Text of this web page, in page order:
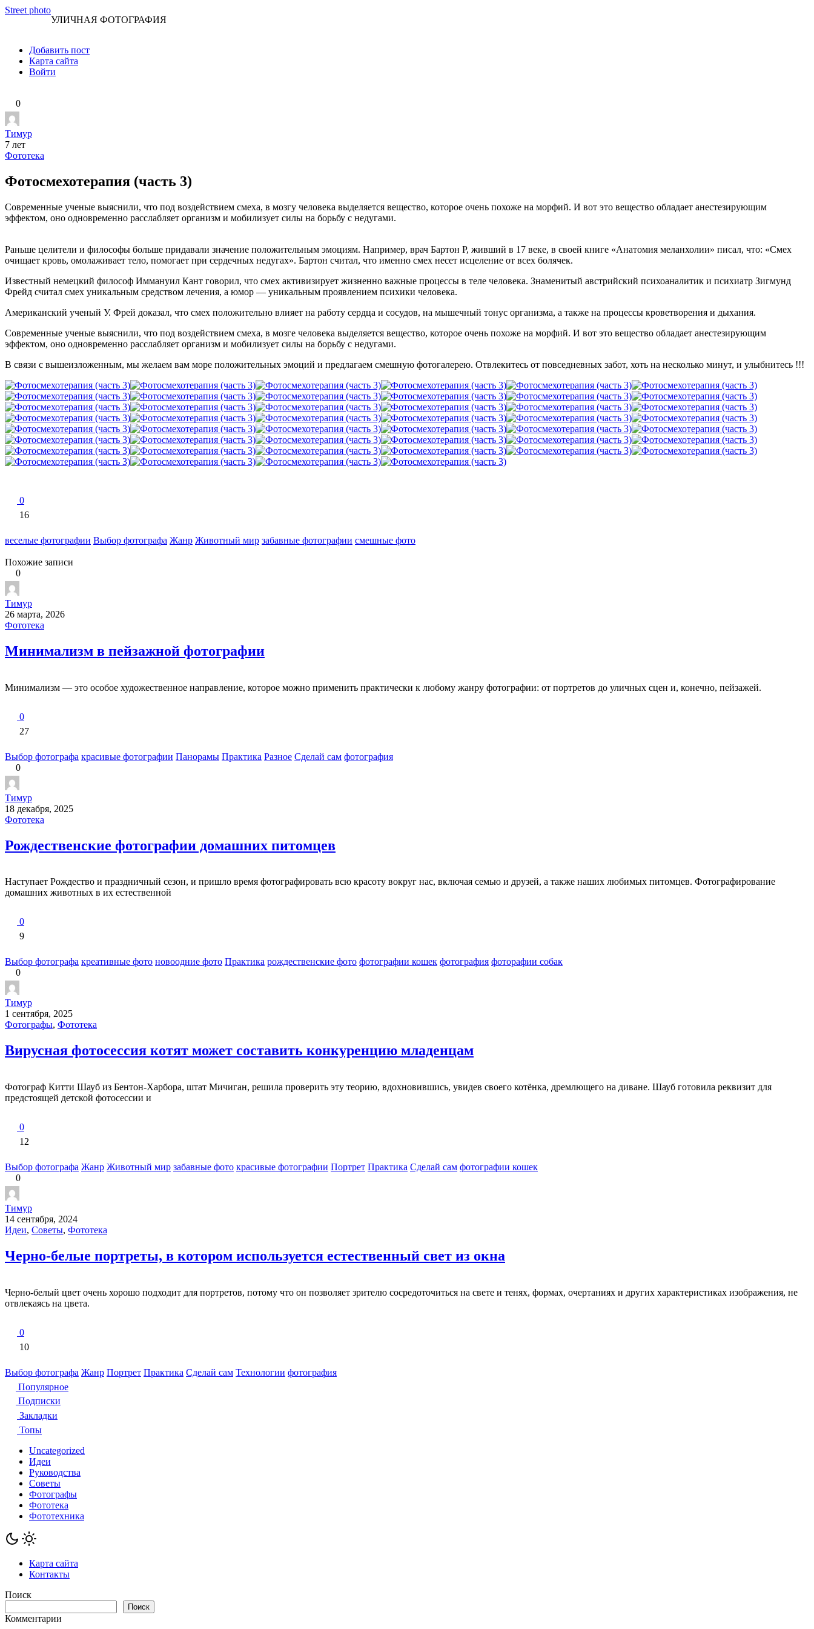
Перейти
Street photo
УЛИЧНАЯ ФОТОГРАФИЯ
Добавить пост
Карта сайта
Войти
0
Тимур
7 лет
Фототека
Фотосмехотерапия (часть 3)
Современные ученые выяснили, что под воздействием смеха, в мозгу человека выделяется вещество, которое очень похоже на морфий. И вот это вещество обладает анестезирующим
эффектом, оно одновременно расслабляет организм и мобилизует силы на борьбу с недугами.
Раньше целители и философы больше придавали значение положительным эмоциям. Например, врач Бартон Р, живший в 17 веке, в своей книге «Анатомия меланхолии» писал, что: «Смех
очищает кровь, омолаживает тело, помогает при сердечных недугах». Бартон считал, что именно смех несет исцеление от всех болячек.
Известный немецкий философ Иммануил Кант говорил, что смех активизирует жизненно важные процессы в теле человека. Знаменитый австрийский психоаналитик и психиатр Зигмунд
Фрейд считал смех уникальным средством лечения, а юмор — уникальным проявлением психики человека.
Американский ученый У. Фрей доказал, что смех положительно влияет на работу сердца и сосудов, на мышечный тонус организма, а также на процессы кроветворения и дыхания.
Современные ученые выяснили, что под воздействием смеха, в мозге человека выделяется вещество, которое очень похоже на морфий. И вот это вещество обладает анестезирующим
эффектом, оно одновременно расслабляет организм и мобилизует силы на борьбу с недугами.
В связи с вышеизложенным, мы желаем вам море положительных эмоций и предлагаем смешную фотогалерею. Отвлекитесь от повседневных забот, хоть на несколько минут, и улыбнитесь !!!
0
16
веселые фотографии Выбор фотографа Жанр Животный мир забавные фотографии смешные фото
Похожие записи
0
Тимур
26 марта, 2026
Фототека
Минимализм в пейзажной фотографии
Минимализм — это особое художественное направление, которое можно применить практически к любому жанру фотографии: от портретов до уличных сцен и, конечно, пейзажей.
0
27
Выбор фотографа красивые фотографии Панорамы Практика Разное Сделай сам фотография
0
Тимур
18 декабря, 2025
Фототека
Рождественские фотографии домашних питомцев
Наступает Рождество и праздничный сезон, и пришло время фотографировать всю красоту вокруг нас, включая семью и друзей, а также наших любимых питомцев. Фотографирование
домашних животных в их естественной
0
9
Выбор фотографа креативные фото новоодние фото Практика рождественские фото фотографии кошек фотография фоторафии собак
0
Тимур
1 сентября, 2025
Фотографы, Фототека
Вирусная фотосессия котят может составить конкуренцию младенцам
Фотограф Китти Шауб из Бентон-Харбора, штат Мичиган, решила проверить эту теорию, вдохновившись, увидев своего котёнка, дремлющего на диване. Шауб готовила реквизит для
предстоящей детской фотосессии и
0
12
Выбор фотографа Жанр Животный мир забавные фото красивые фотографии Портрет Практика Сделай сам фотографии кошек
0
Тимур
14 сентября, 2024
Идеи, Советы, Фототека
Черно-белые портреты, в котором используется естественный свет из окна
Черно-белый цвет очень хорошо подходит для портретов, потому что он позволяет зрителю сосредоточиться на свете и тенях, формах, очертаниях и других характеристиках изображения, не
отвлекаясь на цвета.
0
10
Выбор фотографа Жанр Портрет Практика Сделай сам Технологии фотография
Популярное
Подписки
Закладки
Топы
Uncategorized
Идеи
Руководства
Советы
Фотографы
Фототека
Фототехника
Карта сайта
Контакты
Поиск
Поиск
Комментарии